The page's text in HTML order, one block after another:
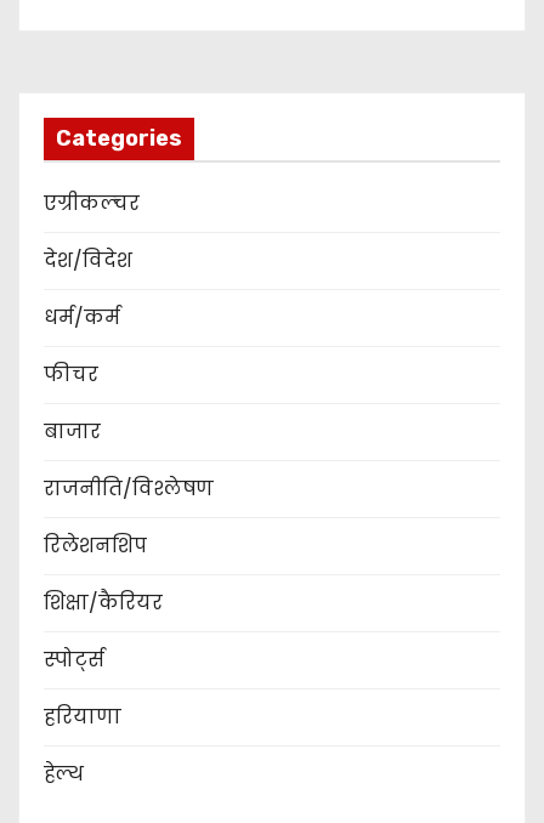
Categories
एग्रीकल्चर
देश/विदेश
धर्म/कर्म
फीचर
बाजार
राजनीति/विश्लेषण
रिलेशनशिप
शिक्षा/कैरियर
स्पोर्ट्स
हरियाणा
हेल्थ